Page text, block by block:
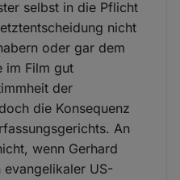
selbst in die Pflicht
nicht
oder gar dem
im Film gut
der
die Konsequenz
An
wenn Gerhard
US-